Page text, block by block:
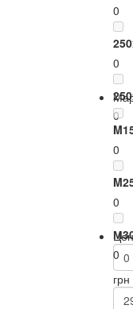
0
0
0
0
0
0
грн